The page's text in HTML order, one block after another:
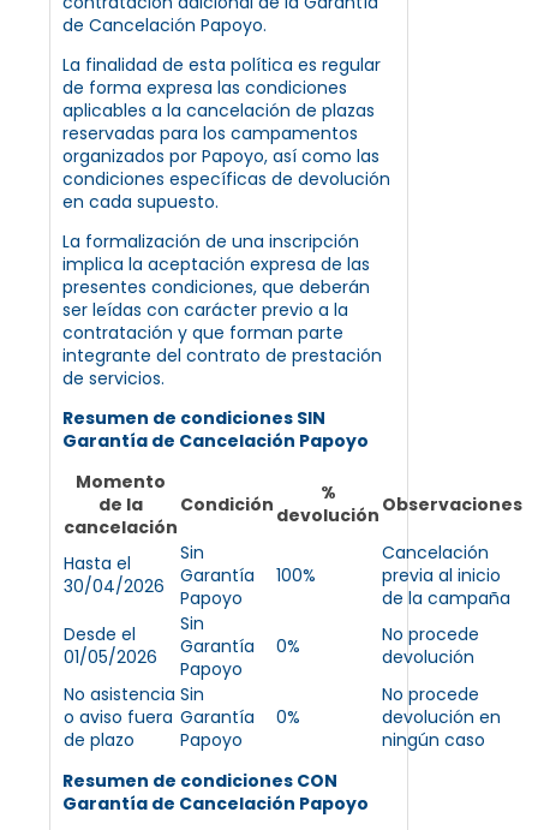
de Cancelación Papoyo.
La finalidad de esta política es regular
de forma expresa las condiciones
aplicables a la cancelación de plazas
reservadas para los campamentos
organizados por Papoyo, así como las
condiciones específicas de devolución
en cada supuesto.
La formalización de una inscripción
implica la aceptación expresa de las
presentes condiciones, que deberán
ser leídas con carácter previo a la
contratación y que forman parte
integrante del contrato de prestación
de servicios.
Resumen de condiciones SIN
Garantía de Cancelación Papoyo
Momento
de la
cancelación
Condición
%
devolución Observaciones
Hasta el
30/04/2026
Sin
Garantía
Papoyo
100%
Cancelación
previa al inicio
de la campaña
Desde el
01/05/2026
Sin
Garantía
Papoyo
0%
No procede
devolución
No asistencia
o aviso fuera
de plazo
Sin
Garantía
Papoyo
0%
No procede
devolución en
ningún caso
Resumen de condiciones CON
Garantía de Cancelación Papoyo